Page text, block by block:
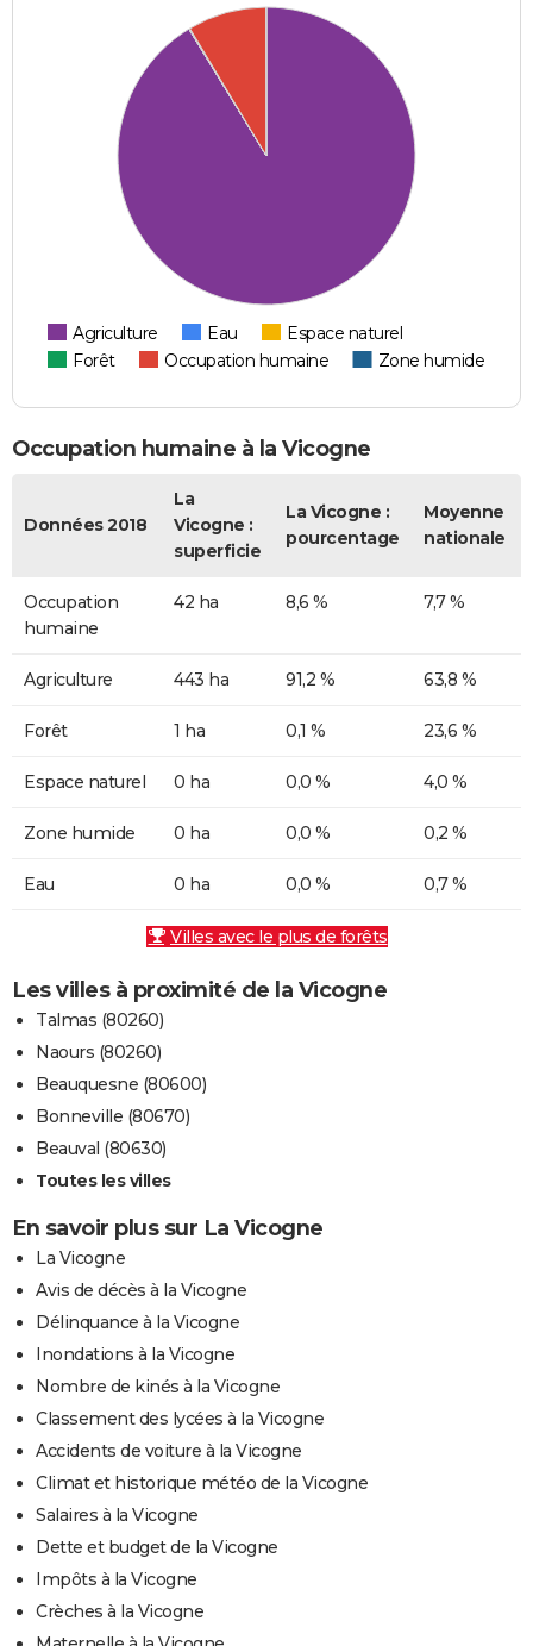
Agriculture Eau
Espace naturel
Forêt
Occupation humaine Zone humide
Occupation humaine à la Vicogne
Données 2018
La
Vicogne :
superficie
La Vicogne :
pourcentage
Moyenne
nationale
Occupation
humaine
42 ha 8,6 % 7,7 %
Agriculture 443 ha 91,2 % 63,8 %
Forêt 1 ha 0,1 % 23,6 %
Espace naturel 0 ha 0,0 % 4,0 %
Zone humide 0 ha 0,0 % 0,2 %
Eau 0 ha 0,0 % 0,7 %
Villes avec le plus de forêts
Les villes à proximité de la Vicogne
Talmas (80260)
Naours (80260)
Beauquesne (80600)
Bonneville (80670)
Beauval (80630)
Toutes les villes
En savoir plus sur La Vicogne
La Vicogne
Avis de décès à la Vicogne
Délinquance à la Vicogne
Inondations à la Vicogne
Nombre de kinés à la Vicogne
Classement des lycées à la Vicogne
Accidents de voiture à la Vicogne
Climat et historique météo de la Vicogne
Salaires à la Vicogne
Dette et budget de la Vicogne
Impôts à la Vicogne
Crèches à la Vicogne